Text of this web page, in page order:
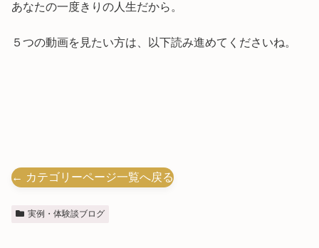
あなたの一度きりの人生だから。
５つの動画を見たい方は、以下読み進めてくださいね。
← カテゴリーページ一覧へ戻る
実例・体験談ブログ